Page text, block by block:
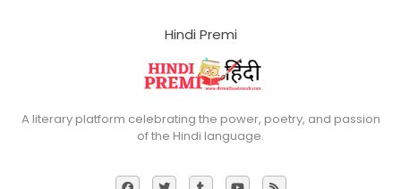
Hindi Premi
A literary platform celebrating the power, poetry, and passion
of the Hindi language.